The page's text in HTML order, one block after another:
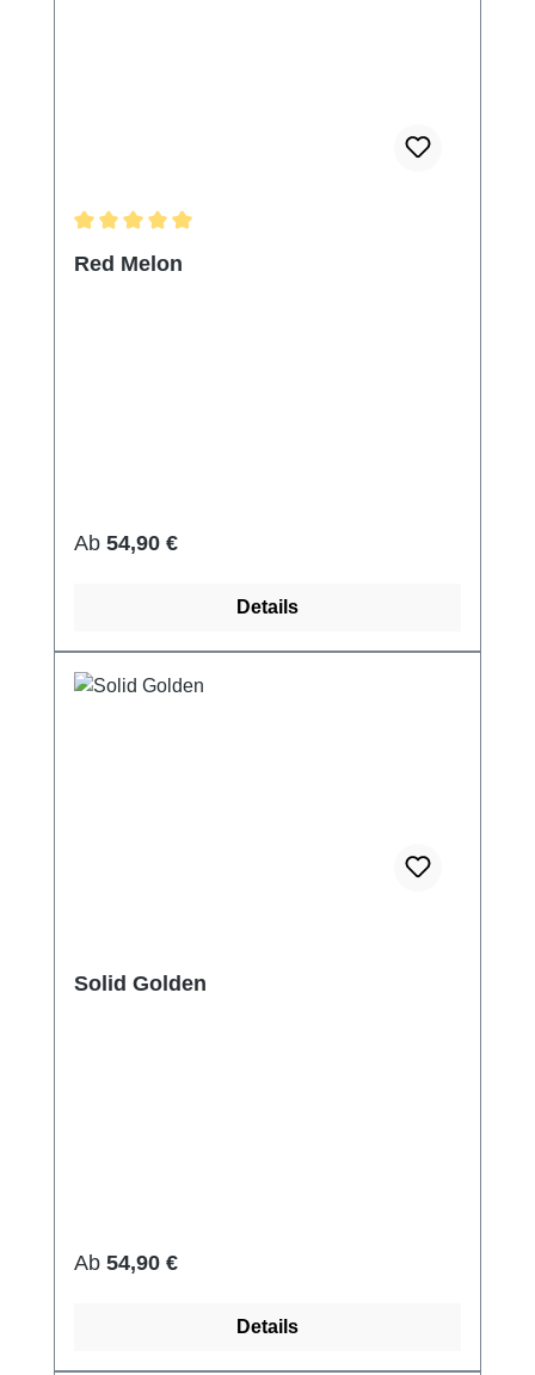
Red Melon
Regulärer Preis:
Ab 54,90 €
Details
Solid Golden
Regulärer Preis:
Ab 54,90 €
Details